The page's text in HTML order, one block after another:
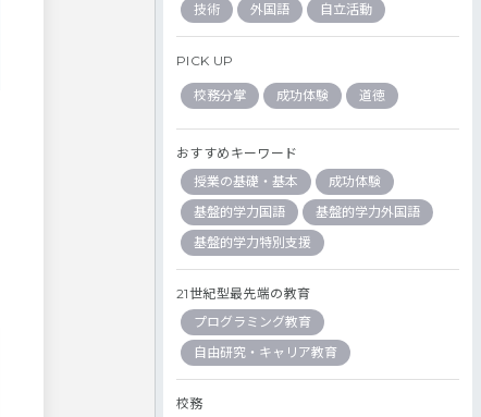
技術
外国語 自立活動
PICK UP
校務分掌 成功体験 道徳
おすすめキーワード
授業の基礎・基本
成功体験
基盤的学力国語
基盤的学力外国語
基盤的学力特別支援
21世紀型最先端の教育
プログラミング教育
自由研究・キャリア教育
校務